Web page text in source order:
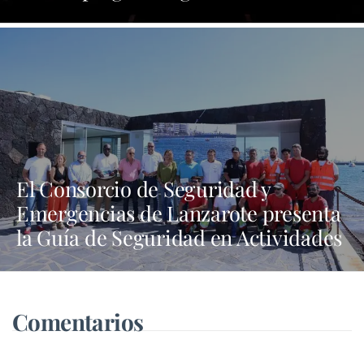
El Consorcio de Seguridad y
Emergencias de Lanzarote presenta
la Guía de Seguridad en Actividades
Náuticas
Comentarios